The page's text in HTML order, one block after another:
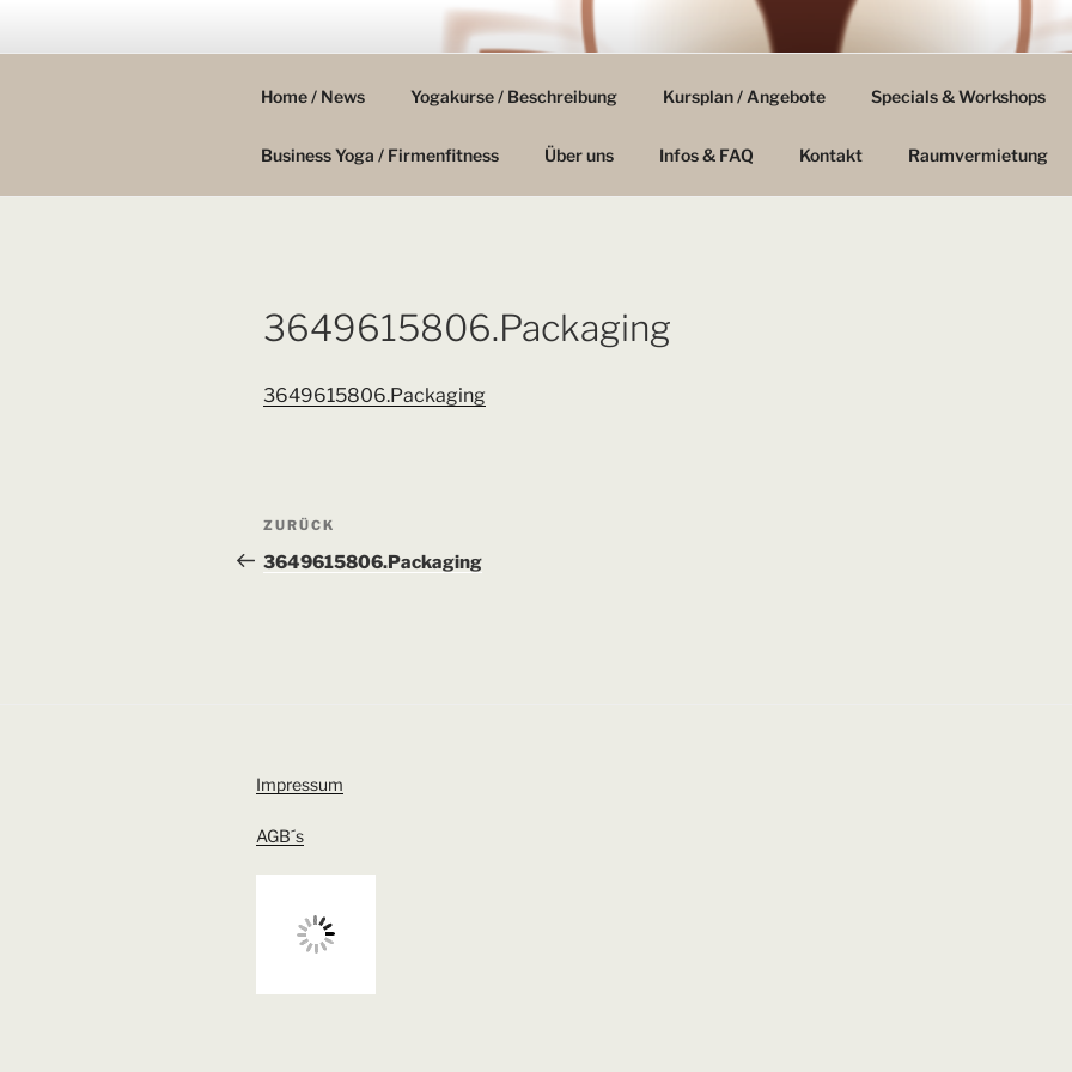
YOGALOUNGE FILDERSTADT
Home / News Yogakurse / Beschreibung Kursplan / Angebote Specials & Workshops
Business Yoga / Firmenfitness Über uns Infos & FAQ Kontakt Raumvermietung
3649615806.Packaging
3649615806.Packaging
Beitragsnavigation
Vorheriger
Beitrag
ZURÜCK
3649615806.Packaging
Impressum
AGB´s